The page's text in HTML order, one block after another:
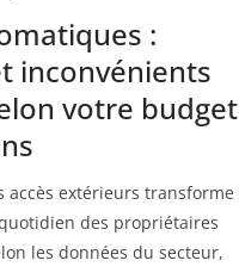
:
inconvénients
votre budget
accès extérieurs transforme
des propriétaires
les données du secteur,